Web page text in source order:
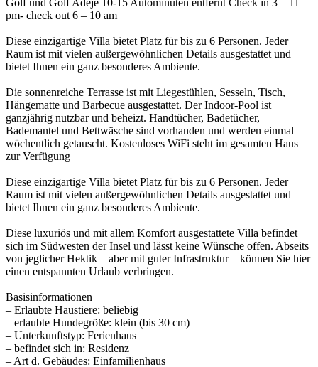
Golf und Golf Adeje 10-15 Autominuten entfernt Check in 3 – 11
pm- check out 6 – 10 am
Diese einzigartige Villa bietet Platz für bis zu 6 Personen. Jeder
Raum ist mit vielen außergewöhnlichen Details ausgestattet und
bietet Ihnen ein ganz besonderes Ambiente.
Die sonnenreiche Terrasse ist mit Liegestühlen, Sesseln, Tisch,
Hängematte und Barbecue ausgestattet. Der Indoor-Pool ist
ganzjährig nutzbar und beheizt. Handtücher, Badetücher,
Bademantel und Bettwäsche sind vorhanden und werden einmal
wöchentlich getauscht. Kostenloses WiFi steht im gesamten Haus
zur Verfügung
Diese einzigartige Villa bietet Platz für bis zu 6 Personen. Jeder
Raum ist mit vielen außergewöhnlichen Details ausgestattet und
bietet Ihnen ein ganz besonderes Ambiente.
Diese luxuriös und mit allem Komfort ausgestattete Villa befindet
sich im Südwesten der Insel und lässt keine Wünsche offen. Abseits
von jeglicher Hektik – aber mit guter Infrastruktur – können Sie hier
einen entspannten Urlaub verbringen.
Basisinformationen
– Erlaubte Haustiere: beliebig
– erlaubte Hundegröße: klein (bis 30 cm)
– Unterkunftstyp: Ferienhaus
– befindet sich in: Residenz
– Art d. Gebäudes: Einfamilienhaus